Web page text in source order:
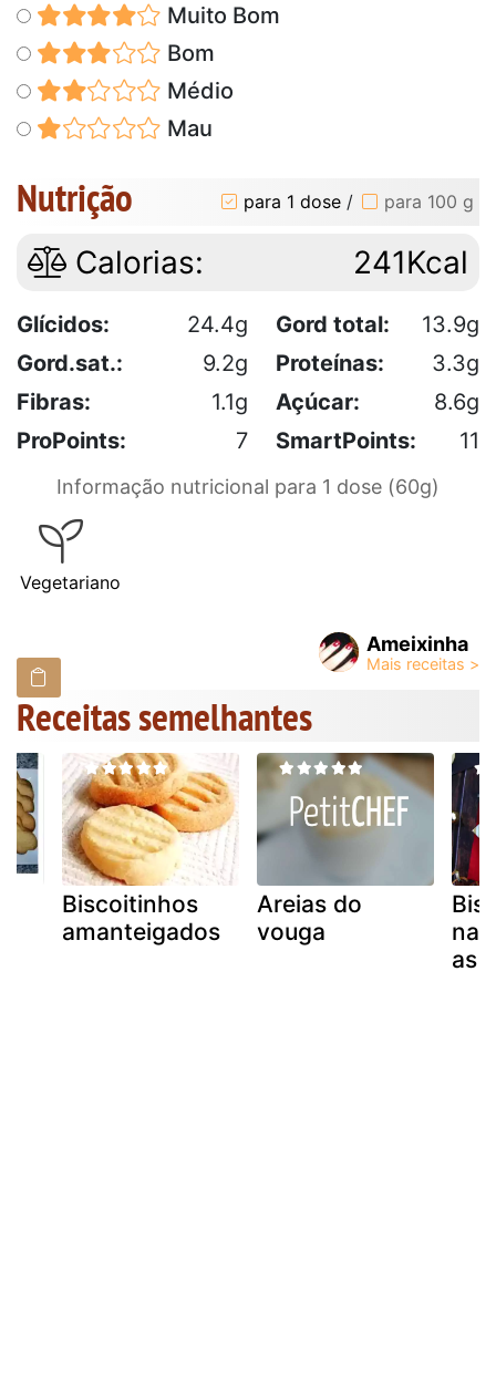
Muito Bom
Bom
Médio
Mau
Nutrição para 1 dose / para 100 g
Calorias: 241Kcal
Glícidos: 24.4g Gord total:
13.9g
Gord.sat.:
9.2g Proteínas:
3.3g
Fibras:
1.1g Açúcar:
8.6g
ProPoints:
7 SmartPoints: 11
Informação nutricional para 1 dose (60g)
Vegetariano
Ameixinha
Receitas semelhantes
Biscoitinhos
amanteigados
Areias do
vouga
as